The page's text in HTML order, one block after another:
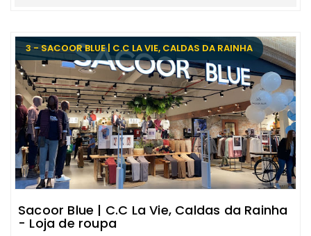
3 - SACOOR BLUE | C.C LA VIE, CALDAS DA RAINHA
Sacoor Blue | C.C La Vie, Caldas da Rainha
- Loja de roupa